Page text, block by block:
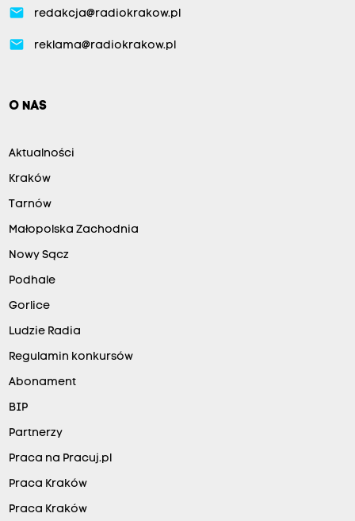
email redakcja@radiokrakow.pl
email reklama@radiokrakow.pl
O NAS
Aktualności
Kraków
Tarnów
Małopolska Zachodnia
Nowy Sącz
Podhale
Gorlice
Ludzie Radia
Regulamin konkursów
Abonament
BIP
Partnerzy
Praca na Pracuj.pl
Praca Kraków
Praca Kraków